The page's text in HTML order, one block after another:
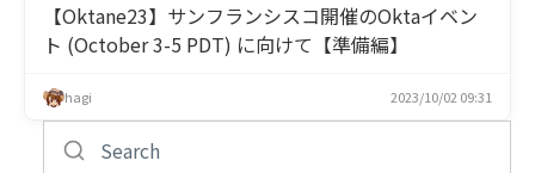
【Oktane23】サンフランシスコ開催のOktaイベン
ト (October 3-5 PDT) に向けて【準備編】
hagi 2023/10/02 09:31